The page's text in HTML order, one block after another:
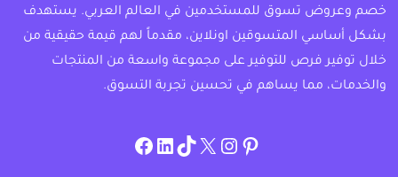
خصم وعروض تسوق للمستخدمين في العالم العربي. يستهدف
بشكل أساسي المتسوقين اونلاين، مقدماً لهم قيمة حقيقية من
خلال توفير فرص للتوفير على مجموعة واسعة من المنتجات
والخدمات، مما يساهم في تحسين تجربة التسوق.
pinterest
allcouponat
twitter
TikTok
linkedin
facebook